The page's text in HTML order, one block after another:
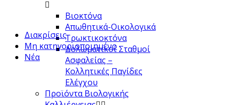
Βιοκτόνα
Απωθητικά-Οικολογικά
Τρωκτικοκτόνα
Δολωματικοί Σταθμοί
Ασφαλείας –
Κολλητικές Παγίδες
Ελέγχου
Προϊόντα Βιολογικής
Διακρίσεις
Μη κατηγοριοποιημένο
Νέα